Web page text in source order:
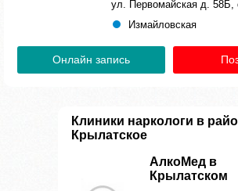
ул. Первомайская д. 58Б,
Измайловская
Онлайн запись
Клиники наркологи в
Крылатское
АлкоМед в
Крылатском